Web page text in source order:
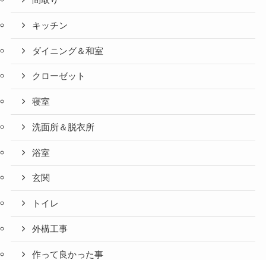
キッチン
ダイニング＆和室
クローゼット
寝室
洗面所＆脱衣所
浴室
玄関
トイレ
外構工事
作って良かった事